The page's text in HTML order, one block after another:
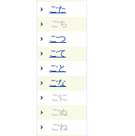
ごた
ごち
ごつ
ごて
ごと
ごな
ごに
ごぬ
ごね